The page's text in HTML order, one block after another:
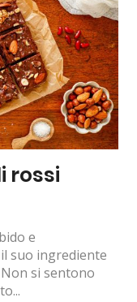
rossi
e
suo ingrediente
si sentono